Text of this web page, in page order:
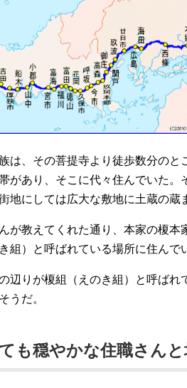
は、その菩提寺より徒歩数分の
があり、そこに代々住んでいた
地にしては広大な敷地に土蔵の蔵
が教えてくれた通り、本家の榎
き組）と呼ばれている場所に住んで
辺りが榎組（えのき組）と呼ば
うだ。
も穏やかな住職さん